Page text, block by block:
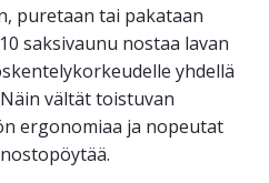
puretaan tai pakataan
saksivaunu nostaa lavan
yhdellä
vältät toistuvan
ergonomiaa ja nopeutat